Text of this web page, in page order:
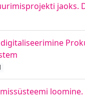
jaoks.